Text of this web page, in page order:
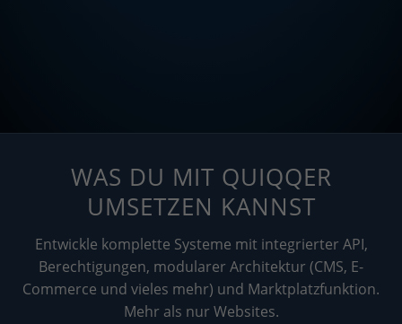
WAS DU MIT QUIQQER
UMSETZEN KANNST
Entwickle komplette Systeme mit integrierter API,
Berechtigungen, modularer Architektur (CMS, E-
Commerce und vieles mehr) und Marktplatzfunktion.
Mehr als nur Websites.